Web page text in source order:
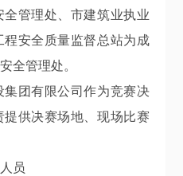
全管理处、市建筑业执业
安全质量监督总站为成
全管理处。
团有限公司作为竞赛决
供决赛场地、现场比赛
员